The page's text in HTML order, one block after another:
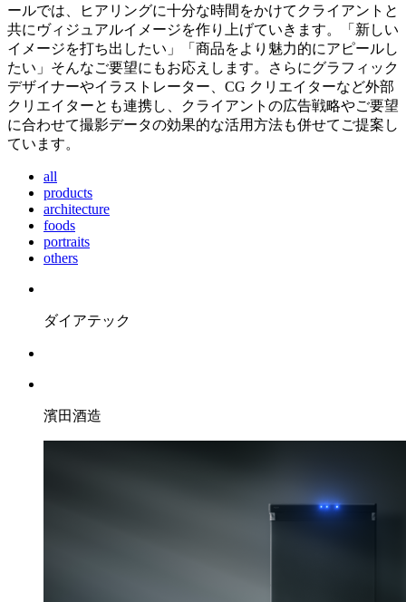
ールでは、ヒアリングに十分な時間をかけてクライアントと
共にヴィジュアルイメージを作り上げていきます。「新しい
イメージを打ち出したい」「商品をより魅力的にアピールし
たい」そんなご要望にもお応えします。さらにグラフィック
デザイナーやイラストレーター、CG クリエイターなど外部
クリエイターとも連携し、クライアントの広告戦略やご要望
に合わせて撮影データの効果的な活用方法も併せてご提案し
ています。
all
products
architecture
foods
portraits
others
ダイアテック
濱田酒造